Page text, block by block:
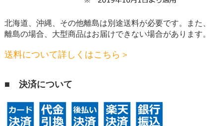
北海道、沖縄、その他離島は別途送料が必要です。
また、
離島の場合、大型商品はお届けできない場合があります。
送料について詳しくはこちら＞
■ 決済について